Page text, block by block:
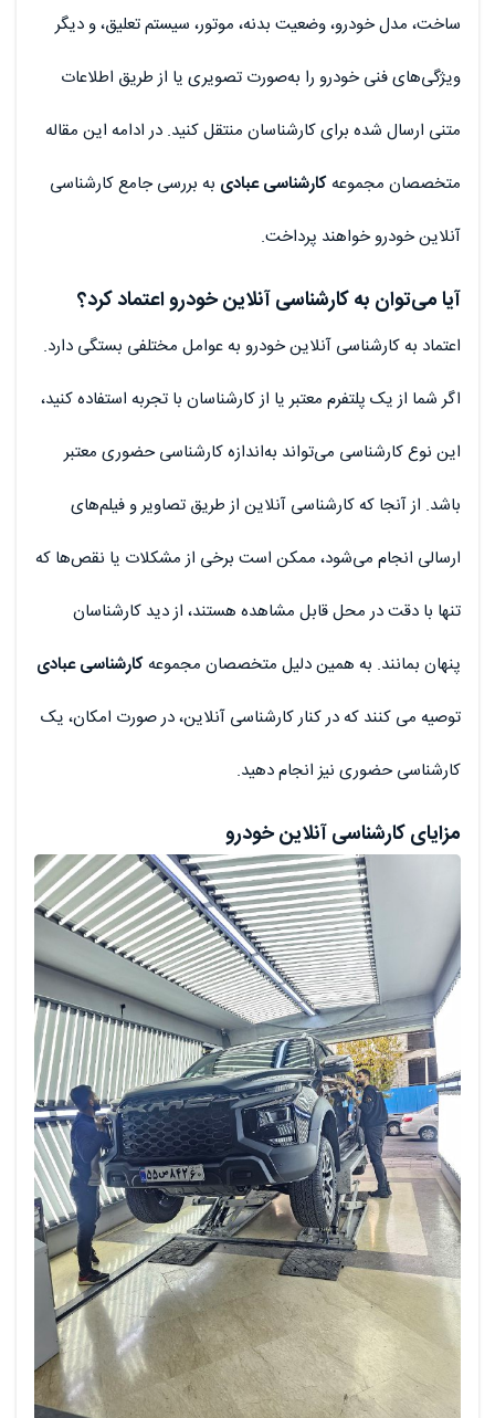
ساخت، مدل خودرو، وضعیت بدنه، موتور، سیستم تعلیق، و دیگر
ویژگی‌های فنی خودرو را به‌صورت تصویری یا از طریق اطلاعات
متنی ارسال شده برای کارشناسان منتقل کنید. در ادامه این مقاله
متخصصان مجموعهکارشناسی عبادی به بررسی جامع کارشناسی
آنلاین خودرو خواهند پرداخت.
آیا می‌توان به کارشناسی آنلاین خودرو اعتماد کرد؟
اعتماد به کارشناسی آنلاین خودرو به عوامل مختلفی بستگی دارد.
اگر شما از یک پلتفرم معتبر یا از کارشناسان با تجربه استفاده کنید،
این نوع کارشناسی می‌تواند به‌اندازه کارشناسی حضوری معتبر
باشد. از آنجا که کارشناسی آنلاین از طریق تصاویر و فیلم‌های
ارسالی انجام می‌شود، ممکن است برخی از مشکلات یا نقص‌ها که
تنها با دقت در محل قابل مشاهده هستند، از دید کارشناسان
پنهان بمانند. به همین دلیل متخصصان مجموعهکارشناسی عبادی
توصیه می کنند که در کنار کارشناسی آنلاین، در صورت امکان، یک
کارشناسی حضوری نیز انجام دهید.
مزایای کارشناسی آنلاین خودرو